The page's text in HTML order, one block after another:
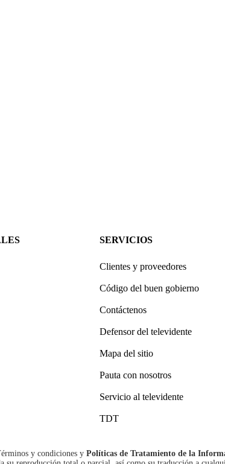
SERVICIOS
Clientes y proveedores
Código del buen gobierno
Contáctenos
Defensor del televidente
Mapa del sitio
Pauta con nosotros
Servicio al televidente
TDT
y condiciones y Políticas de Tratamiento de la